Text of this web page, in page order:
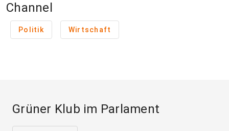
Channel
Politik Wirtschaft
Grüner Klub im Parlament